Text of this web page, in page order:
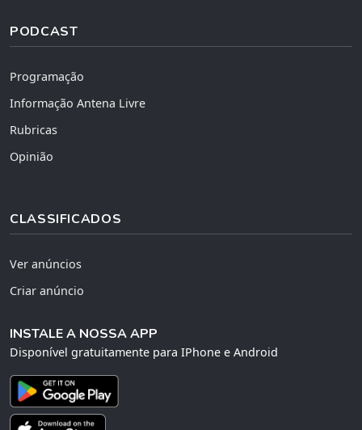
PODCAST
Programação
Informação Antena Livre
Rubricas
Opinião
CLASSIFICADOS
Ver anúncios
Criar anúncio
INSTALE A NOSSA APP
Disponível gratuitamente para IPhone e Android